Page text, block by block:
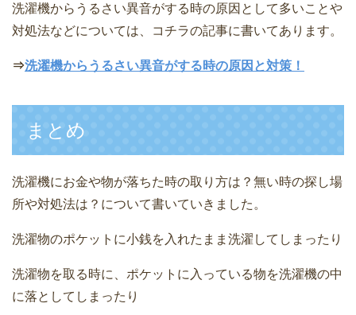
洗濯機からうるさい異音がする時の原因として多いことや
対処法などについては、コチラの記事に書いてあります。
⇒洗濯機からうるさい異音がする時の原因と対策！
まとめ
洗濯機にお金や物が落ちた時の取り方は？無い時の探し場
所や対処法は？について書いていきました。
洗濯物のポケットに小銭を入れたまま洗濯してしまったり
洗濯物を取る時に、ポケットに入っている物を洗濯機の中
に落としてしまったり